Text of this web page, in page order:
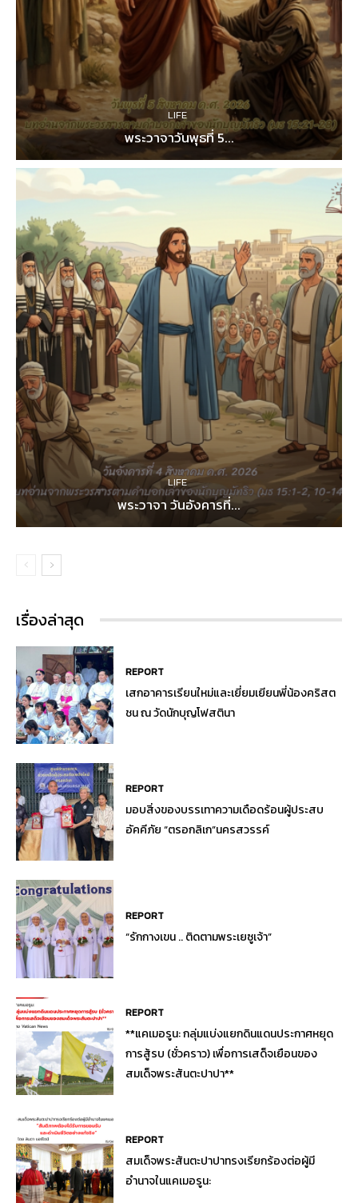
LIFE
พระวาจาวันพุธที่ 5...
LIFE
พระวาจา วันอังคารที่...
เรื่องล่าสุด
REPORT
เสกอาคารเรียนใหม่และเยี่ยมเยียนพี่น้องคริสต
ชน ณ วัดนักบุญโฟสตินา
REPORT
มอบสิ่งของบรรเทาความเดือดร้อนผู้ประสบ
อัคคีภัย “ตรอกลิเก”นครสวรรค์
REPORT
“รักกางเขน .. ติดตามพระเยซูเจ้า”
REPORT
**แคเมอรูน: กลุ่มแบ่งแยกดินแดนประกาศหยุด
การสู้รบ (ชั่วคราว) เพื่อการเสด็จเยือนของ
สมเด็จพระสันตะปาปา**
REPORT
สมเด็จพระสันตะปาปาทรงเรียกร้องต่อผู้มี
อำนาจในแคเมอรูน: